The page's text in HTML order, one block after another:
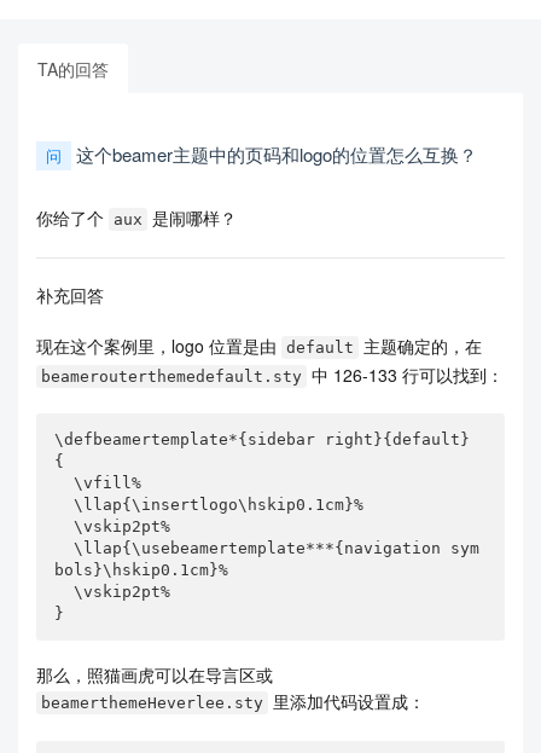
TA的回答
问 这个beamer主题中的页码和logo的位置怎么互换？
你给了个 aux 是闹哪样？
补充回答
现在这个案例里，logo 位置是由 default 主题确定的，在
beamerouterthemedefault.sty 中 126-133 行可以找到：
\defbeamertemplate*{sidebar right}{default}
{
  \vfill%
  \llap{\insertlogo\hskip0.1cm}%
  \vskip2pt%
  \llap{\usebeamertemplate***{navigation sym
bols}\hskip0.1cm}%
  \vskip2pt%
}
那么，照猫画虎可以在导言区或
beamerthemeHeverlee.sty 里添加代码设置成：